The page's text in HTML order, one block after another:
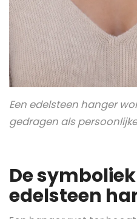
Een edelsteen hanger
gedragen als
De
edelsteen